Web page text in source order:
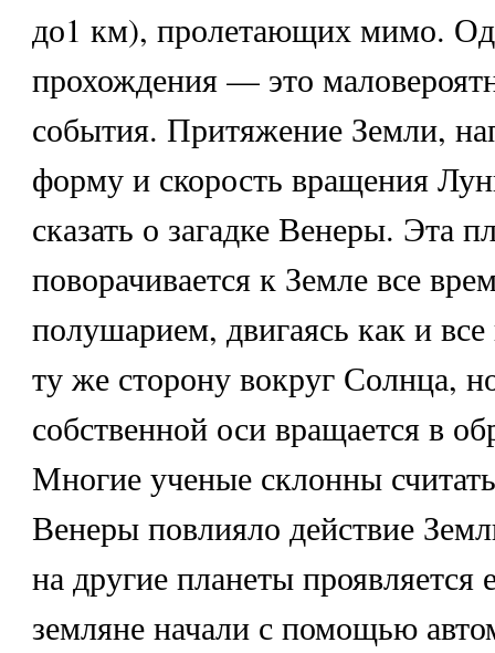
до1 км), пролетающих мимо.
прохождения — это
события. Притяжение Земли,
форму и скорость вращения
сказать о загадке Венеры. Эта
поворачивается к Земле все
полушарием, двигаясь как и
ту же сторону вокруг Солнца,
собственной оси вращается в
Многие ученые склонны
Венеры повлияло действие
на другие планеты
земляне начали с помощью